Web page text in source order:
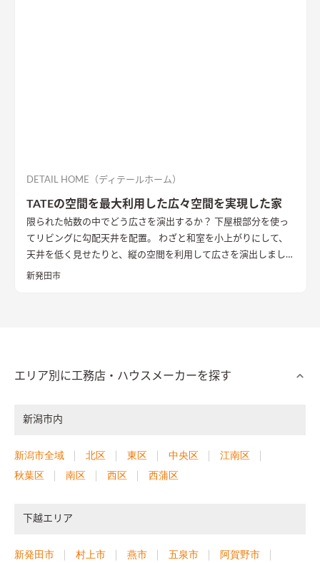
DETAIL HOME（ディテールホーム）
TATEの空間を最大利用した広々空間を実現した家
限られた帖数の中でどう広さを演出するか？ 下屋根部分を使っ
てリビングに勾配天井を配置。 わざと和室を小上がりにして、
天井を低く見せたりと、縦の空間を利用して広さを演出しまし
た。
新発田市
エリア別に工務店・ハウスメーカーを探す
新潟市内
新潟市全域 北区 東区 中央区
江南区
秋葉区
南区 西区 西蒲区
下越エリア
新発田市 村上市 燕市 五泉市
阿賀野市